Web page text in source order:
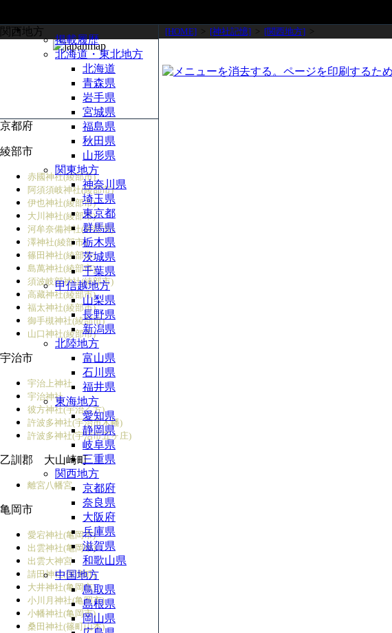
[HOME] [神社記憶] [関西地方]
関西地方
京都府
綾部市
赤國神社(綾部市)
阿須須岐神社(綾部市)
伊也神社(綾部市)
大川神社(綾部市)
河牟奈備神社(綾部市)
澤神社(綾部市)
篠田神社(綾部市)
島萬神社(綾部市)
須波岐部神社(綾部市)
高藏神社(綾部市)
福太神社(綾部市)
御手槻神社(綾部市)
山口神社(綾部市)
宇治市
宇治上神社
宇治神社
彼方神社(宇治乙方)
許波多神社(宇治市木幡)
許波多神社(宇治市五ヶ庄)
乙訓郡 大山崎町
離宮八幡宮
亀岡市
愛宕神社(亀岡市)
出雲神社(亀岡市)
出雲大神宮
請田神社(保津町)
大井神社(亀岡市)
小川月神社(亀岡市)
小幡神社(亀岡市)
桑田神社(篠町山本)
掲載履歴
北海道・東北地方
北海道
青森県
岩手県
宮城県
福島県
秋田県
山形県
関東地方
神奈川県
埼玉県
東京都
群馬県
栃木県
茨城県
千葉県
甲信越地方
山梨県
長野県
新潟県
北陸地方
富山県
石川県
福井県
東海地方
愛知県
静岡県
岐阜県
三重県
関西地方
京都府
奈良県
大阪府
兵庫県
滋賀県
和歌山県
中国地方
鳥取県
島根県
岡山県